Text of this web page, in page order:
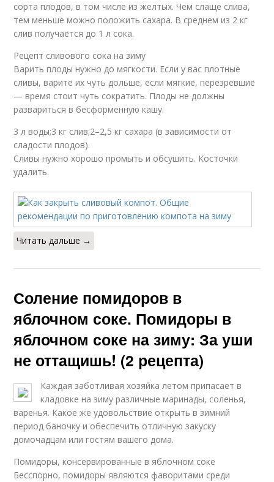
сорта плодов, в том числе из желтых. Чем слаще слива,
тем меньше можно положить сахара. В среднем из 2 кг
слив получается до 1 л сока.
Рецепт сливового сока на зиму
Варить плоды нужно до мягкости. Если у вас плотные
сливы, варите их чуть дольше, если мягкие, перезревшие
— время стоит чуть сократить. Плоды не должны
развариться в бесформенную кашу.
3 л воды;3 кг слив;2–2,5 кг сахара (в зависимости от
сладости плодов).
Сливы нужно хорошо промыть и обсушить. Косточки
удалить.
Читать дальше →
Соление помидоров в
яблочном соке. Помидоры в
яблочном соке на зиму: За уши
не оттащишь! (2 рецепта)
Каждая заботливая хозяйка летом припасает в
кладовке на зиму различные маринады, соленья,
варенья. Какое же удовольствие открыть в зимний
период баночку и обеспечить отличную закуску
домочадцам или гостям вашего дома.
Помидоры, консервированные в яблочном соке
Бесспорно, помидоры являются фаворитами среди